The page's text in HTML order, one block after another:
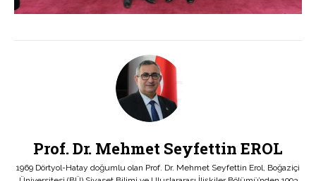
Prof. Dr. Mehmet Seyfettin EROL
1969 Dörtyol-Hatay doğumlu olan Prof. Dr. Mehmet Seyfettin Erol, Boğaziçi